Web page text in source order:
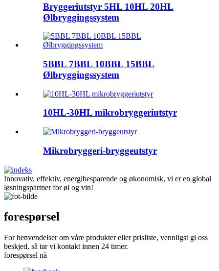
Bryggeriutstyr 5HL 10HL 20HL
Ølbryggingssystem
5BBL 7BBL 10BBL 15BBL
Ølbryggingssystem
10HL-30HL mikrobryggeriutstyr
Mikrobryggeri-bryggeutstyr
Innovativ, effektiv, energibesparende og økonomisk, vi er en global
løsningspartner for øl og vin!
forespørsel
For henvendelser om våre produkter eller prisliste, vennligst gi oss
beskjed, så tar vi kontakt innen 24 timer.
forespørsel nå